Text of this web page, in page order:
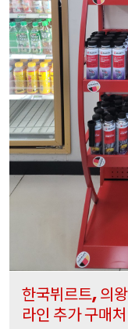
한국뷔르트, 의
라인 추가구매처